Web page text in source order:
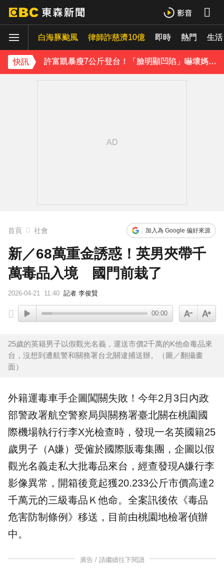
白海豚颱風 律師詐慈濟10億 即時 熱門 生活
快訊
下載東森App，隨時掌握天下大小事！
許富凱暴瘦7公斤登台！「臉明顯凹陷」嚇壞媽媽 父親節憶亡父淚崩
首頁 社會 加入為 Google 偏好來源
新／68萬重金誘惑！英男夾帶千
萬毒品入境 國門前栽了
2026-04-21 11:40 記者 李俊賢
00:00
25歲的英籍男子以假觀光名義，運送市價2千萬的K他命毒品來
台，沒想到遭航警和關務署台北關逮捕送辦。（圖／翻攝畫
面）
外籍運毒車手企圖闖關失敗！今年2月3日內政
部警政署航空警察局與關務署臺北關在桃園國
際機場執行行李X光檢查時，發現一名英國籍25
歲男子（A嫌）受僱於國際販毒集團，企圖以假
觀光名義走私大批毒品來台，經查發現A嫌行李
影像異常，開箱後竟起獲20.233公斤市價高達2
千萬元的三級毒品 Ｋ他命。全案訊後依《毒品
危害防制條例》移送，目前由桃園地檢署偵辦
中。
廣告 / 請繼續往下閱讀